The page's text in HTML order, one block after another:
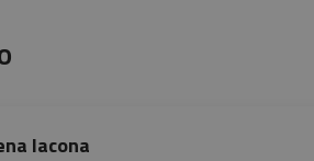
Iacona